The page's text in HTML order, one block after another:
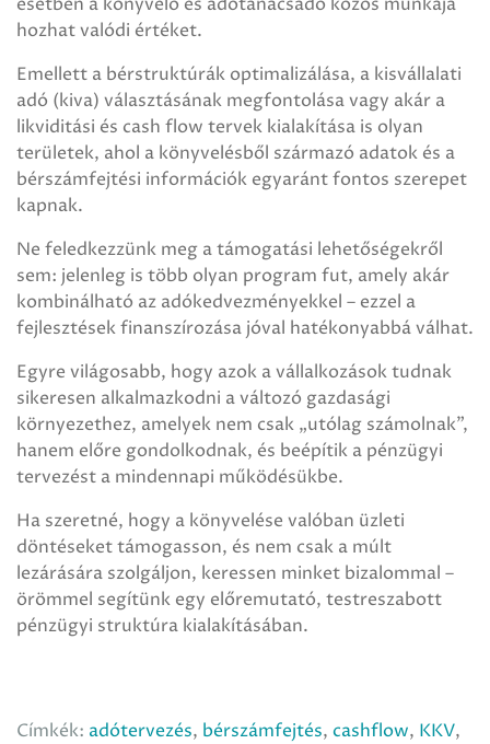
hozhat valódi értéket.
Emellett a bérstruktúrák optimalizálása, a kisvállalati
adó (kiva) választásának megfontolása vagy akár a
likviditási és cash flow tervek kialakítása is olyan
területek, ahol a könyvelésből származó adatok és a
bérszámfejtési információk egyaránt fontos szerepet
kapnak.
Ne feledkezzünk meg a támogatási lehetőségekről
sem: jelenleg is több olyan program fut, amely akár
kombinálható az adókedvezményekkel – ezzel a
fejlesztések finanszírozása jóval hatékonyabbá válhat.
Egyre világosabb, hogy azok a vállalkozások tudnak
sikeresen alkalmazkodni a változó gazdasági
környezethez, amelyek nem csak „utólag számolnak”,
hanem előre gondolkodnak, és beépítik a pénzügyi
tervezést a mindennapi működésükbe.
Ha szeretné, hogy a könyvelése valóban üzleti
döntéseket támogasson, és nem csak a múlt
lezárására szolgáljon, keressen minket bizalommal –
örömmel segítünk egy előremutató, testreszabott
pénzügyi struktúra kialakításában.
Címkék: adótervezés, bérszámfejtés, cashflow, KKV,